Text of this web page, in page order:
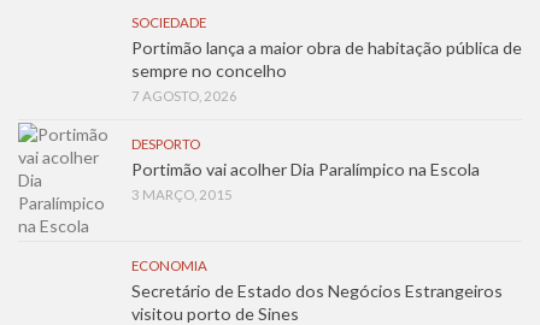
SOCIEDADE
Portimão lança a maior obra de habitação pública de
sempre no concelho
7 AGOSTO, 2026
DESPORTO
Portimão vai acolher Dia Paralímpico na Escola
3 MARÇO, 2015
ECONOMIA
Secretário de Estado dos Negócios Estrangeiros
visitou porto de Sines